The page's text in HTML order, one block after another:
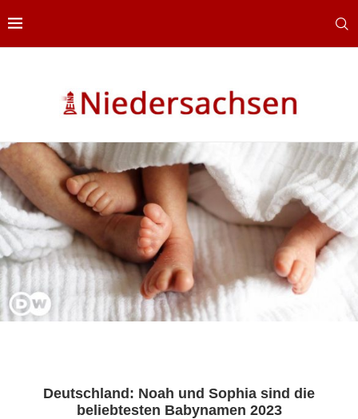
Deutschland: Noah und Sophia sind die
beliebtesten Babynamen 2023